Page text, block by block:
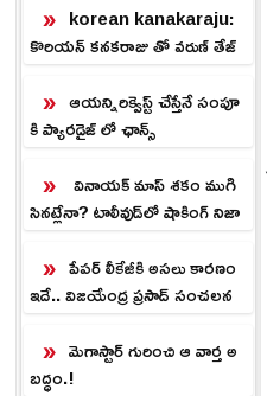
korean kanakaraju:
కొరియన్ కనకరాజు తో వరుణ్ తేజ్
ఇలా! ఆయన్నిరిక్వెస్ట్ చేస్తేనే సంపూ
కి ప్యారడైజ్ లో ఛాన్స్
వినాయక్ మాస్ శకం ముగి
సినట్లేనా? టాలీవుడ్‌లో షాకింగ్ నిజా
పేపర్ లీకేజీకి అసలు కారణం
ఇదే.. విజయేంద్ర ప్రసాద్ సంచలన
మెగాస్టార్ గురించి ఆ వార్త అ
బద్ధం.!